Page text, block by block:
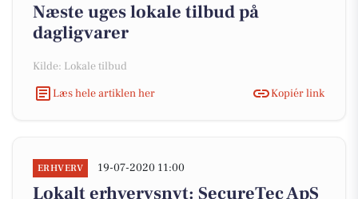
Næste uges lokale tilbud på
dagligvarer
Kilde: Lokale tilbud
Læs hele artiklen her
Kopiér link
ERHVERV 19-07-2020 11:00
Lokalt erhvervsnyt: SecureTec ApS